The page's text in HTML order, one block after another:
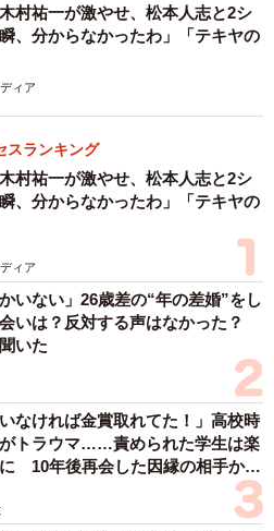
木村祐一が激やせ、松本人志と2シ
、分からなかったわ」「テキヤの
ィア
スランキング
木村祐一が激やせ、松本人志と2シ
、分からなかったわ」「テキヤの
ィア
かいない」26歳差の“年の差婚”をし
いは？反対する声はなかった？
いた
いなければ金賞取れてた！」高校時
トラウマ……責められた学生は楽
10年後再会した因縁の相手から